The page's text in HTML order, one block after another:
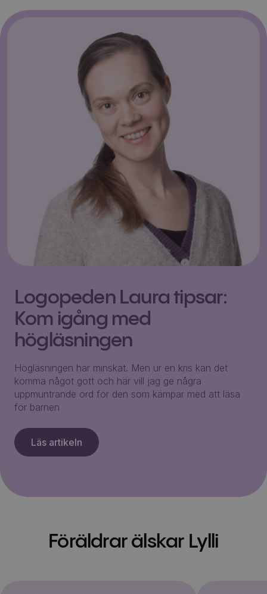
Logopeden Laura tipsar:
Kom igång med
högläsningen
Högläsningen har minskat. Men ur en kris kan det
komma något gott och här vill jag ge några
uppmuntrande ord för den som kämpar med att läsa
för barnen
Läs artikeln
Föräldrar älskar Lylli